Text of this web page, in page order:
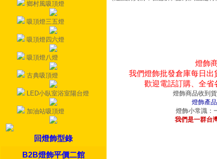
鄉村風吸頂燈
吸頂燈三五燈
吸頂燈四六燈
吸頂燈八燈
古典吸頂燈
LED小臥室浴室陽台燈
加油站吸頂燈
回燈飾型錄
B2B燈飾平價二館
燈飾
我們燈飾批發倉庫每日
歡迎電話訂購、全
燈飾商品收到
燈飾產
燈飾小常識：
我們是一群台